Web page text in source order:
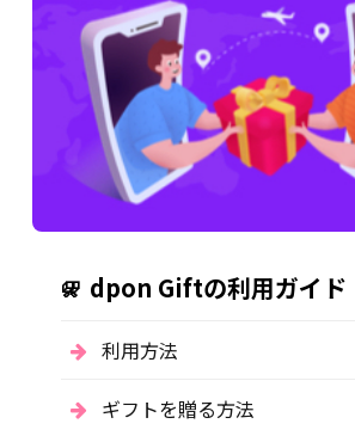
dpon Giftの利用ガイド
利用方法
ギフトを贈る方法